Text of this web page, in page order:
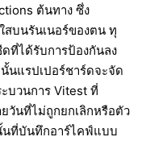
ต้นทาง ซึ่ง
สบนรันเนอร์ของตน ทุ
ที่ได้รับการป้องกันลง
นแรปเปอร์ชาร์ดจะจัด
บวนการ Vitest ที่
วันที่ไม่ถูกยกเลิกหรือตัว
นที่บันทึกอาร์ไคฟ์แบบ